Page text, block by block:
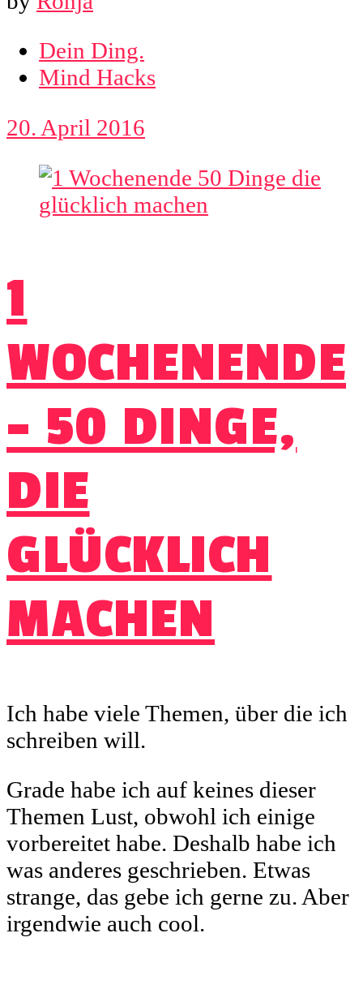
Dein Ding.
Mind Hacks
20. April 2016
1
WOCHENENDE
– 50 DINGE,
DIE
GLÜCKLICH
MACHEN
Ich habe viele Themen, über die ich
schreiben will.
Grade habe ich auf keines dieser
Themen Lust, obwohl ich einige
vorbereitet habe. Deshalb habe ich
was anderes geschrieben. Etwas
strange, das gebe ich gerne zu. Aber
irgendwie auch cool.